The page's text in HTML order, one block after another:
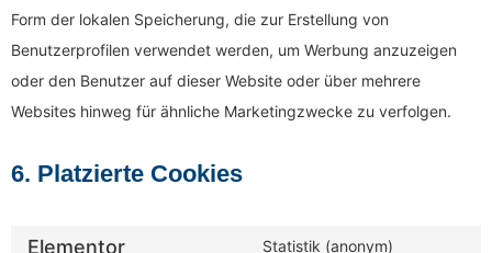
Form der lokalen Speicherung, die zur Erstellung von
Benutzerprofilen verwendet werden, um Werbung anzuzeigen
oder den Benutzer auf dieser Website oder über mehrere
Websites hinweg für ähnliche Marketingzwecke zu verfolgen.
6. Platzierte Cookies
Elementor Statistik (anonym)